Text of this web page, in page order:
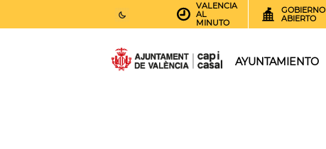
AEMET.GRADOS
VALENCIA
AL
MINUTO
GOBIERNO
ABIERTO
AYUNTAMIENTO